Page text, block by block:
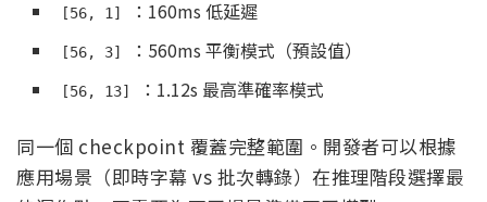
[56, 1] ：160ms 低延遲
[56, 3] ：560ms 平衡模式（預設值）
[56, 13] ：1.12s 最高準確率模式
同一個 checkpoint 覆蓋完整範圍。開發者可以根據
應用場景（即時字幕 vs 批次轉錄）在推理階段選擇最